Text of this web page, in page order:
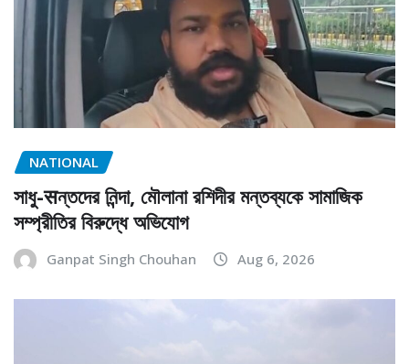
NATIONAL
সাধু-सন্তদের নিন্দা, মৌলানা রশিদীর মন্তব্যকে সামাজিক
সম্প্রীতির বিরুদ্ধে অভিযোগ
Ganpat Singh Chouhan Aug 6, 2026